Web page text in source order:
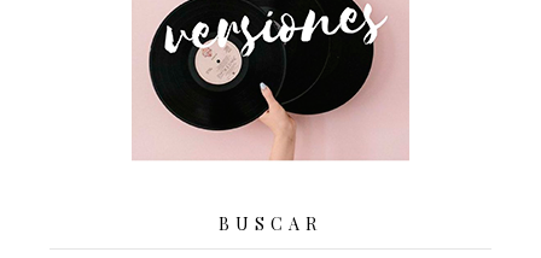
BUSCAR